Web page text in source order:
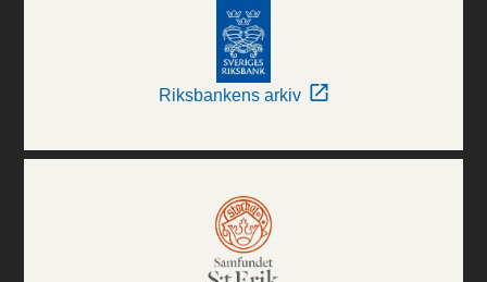
Riksbankens arkiv